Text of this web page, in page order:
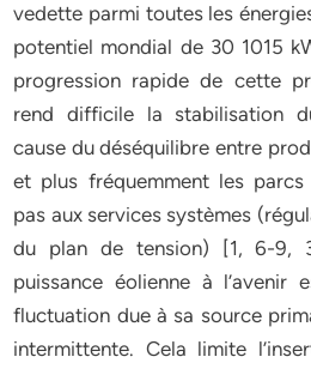
vedette parmi toutes les
potentiel mondial de 30 1015
progression rapide de cette
rend difficile la stabilisation
cause du déséquilibre entre
et plus fréquemment les
pas aux services systèmes
du plan de tension) [1, 6-9,
puissance éolienne à l’avenir
fluctuation due à sa source
intermittente. Cela limite